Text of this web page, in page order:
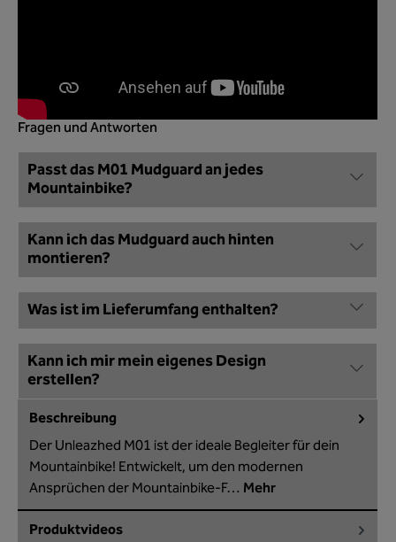
Fragen und Antworten
Passt das M01 Mudguard an jedes
Mountainbike?
Kann ich das Mudguard auch hinten
montieren?
Was ist im Lieferumfang enthalten?
Kann ich mir mein eigenes Design
erstellen?
Beschreibung
Der Unleazhed M01 ist der ideale Begleiter für dein
Mountainbike! Entwickelt, um den modernen
Ansprüchen der Mountainbike-F… Mehr
Produktvideos